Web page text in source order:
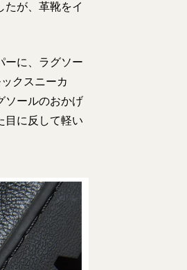
たが、革靴をイ
ーに、ラグソー
クスニーカ
ソールのおかげ
目に反して軽い